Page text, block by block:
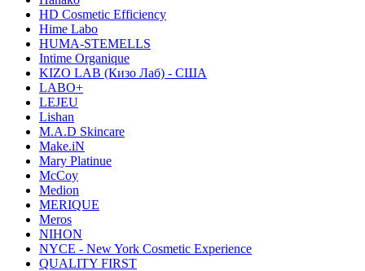
HD Cosmetic Efficiency
Hime Labo
HUMA-STEMELLS
Intime Organique
KIZO LAB (Кизо Лаб) - США
LABO+
LEJEU
Lishan
M.A.D Skincare
Make.iN
Mary Platinue
McCoy
Medion
MERIQUE
Meros
NIHON
NYCE - New York Cosmetic Experience
QUALITY FIRST